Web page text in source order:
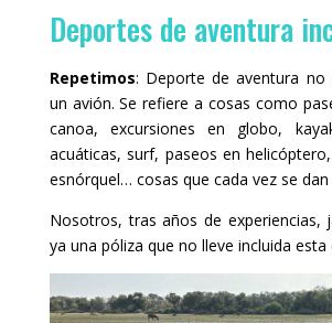
Deportes de aventura
Repetimos: Deporte de aventura no
un avión. Se refiere a cosas como
canoa, excursiones en globo,
acuáticas, surf, paseos en
esnórquel… cosas que cada vez se
Nosotros, tras años de experiencias,
ya una póliza que no lleve incluida esta